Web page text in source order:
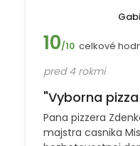
10/10 celkové
pred 4 rokmi
"Vyborna
Pana pizzera
majstra casnika